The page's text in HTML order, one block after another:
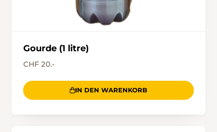
Gourde (1 litre)
CHF 20.-
IN DEN WARENKORB